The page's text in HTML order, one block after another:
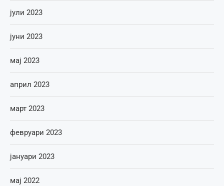
јули 2023
јуни 2023
мај 2023
април 2023
март 2023
февруари 2023
јануари 2023
мај 2022